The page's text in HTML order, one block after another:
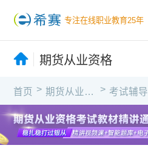
专注在线职业教育25年
期货从业资格
首页 > 期货从业资格 > 考试辅导